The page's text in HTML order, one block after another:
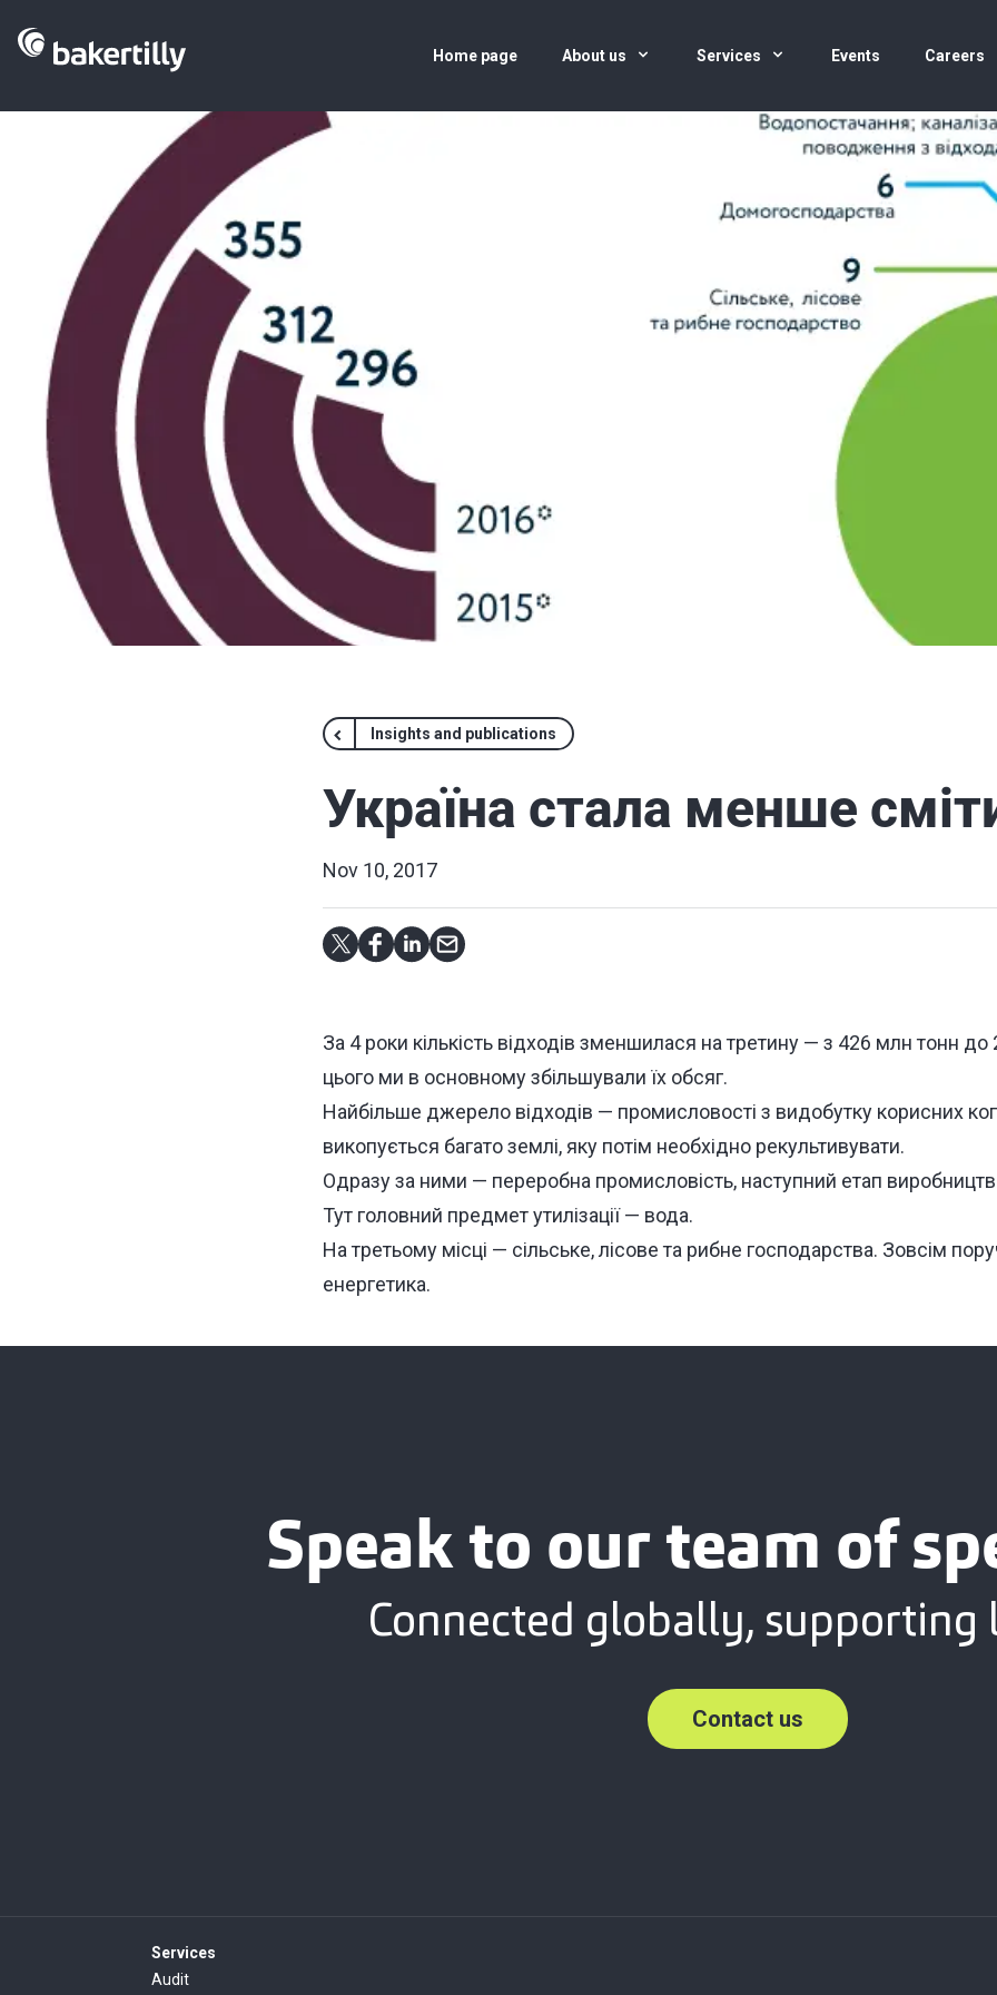
Home page About us Services Events Careers
Insights and publications
Україна стала менше
Nov 10, 2017
За 4 роки кількість відходів зменшилася на третину — з 426 млн тонн
цього ми в основному збільшували їх обсяг.
Найбільше джерело відходів — промисловості з видобутку корисних
викопується багато землі, яку потім необхідно рекультивувати.
Одразу за ними — переробна промисловість, наступний етап
Тут головний предмет утилізації — вода.
На третьому місці — сільське, лісове та рибне господарства. Зовсім
енергетика.
Speak to our team of
Connected globally, supporting
Contact us
Services
Audit